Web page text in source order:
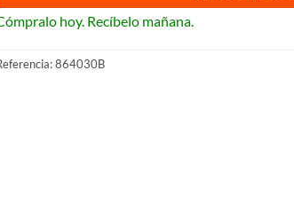
hoy. Recíbelo mañana.
864030B